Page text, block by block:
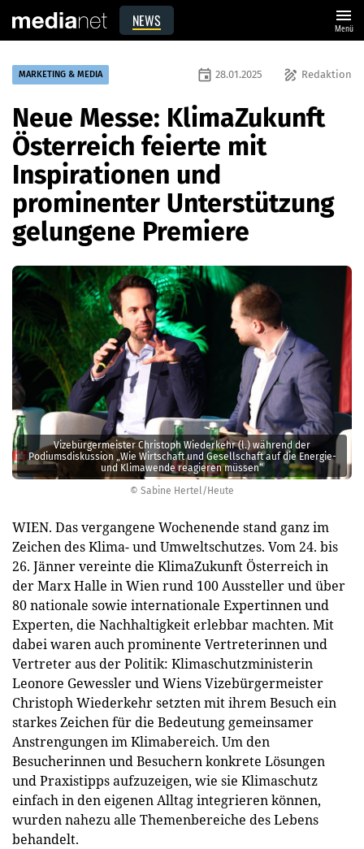
NEWS menu
Menü
© Sabine Hertel/Heute
Vizebürgermeister Christoph Wiederkehr (l.) während der
Podiumsdiskussion „Wie Wirtschaft und Gesellschaft auf die Energie-
und Klimawende reagieren müssen“
MARKETING & MEDIA draw Redaktion
event 28.01.2025
Neue Messe: KlimaZukunft
Österreich feierte mit
Inspirationen und
prominenter Unterstützung
gelungene Premiere
WIEN. Das vergangene Wochenende stand ganz im
Zeichen des Klima- und Umweltschutzes. Vom 24. bis
26. Jänner vereinte die KlimaZukunft Österreich in
der Marx Halle in Wien rund 100 Aussteller und über
80 nationale sowie internationale Expertinnen und
Experten, die Nachhaltigkeit erlebbar machten. Mit
dabei waren auch prominente Vertreterinnen und
Vertreter aus der Politik: Klimaschutzministerin
Leonore Gewessler und Wiens Vizebürgermeister
Christoph Wiederkehr setzten mit ihrem Besuch ein
starkes Zeichen für die Bedeutung gemeinsamer
Anstrengungen im Klimabereich. Um den
Besucherinnen und Besuchern konkrete Lösungen
und Praxistipps aufzuzeigen, wie sie Klimaschutz
einfach in den eigenen Alltag integrieren können,
wurden nahezu alle Themenbereiche des Lebens
behandelt.